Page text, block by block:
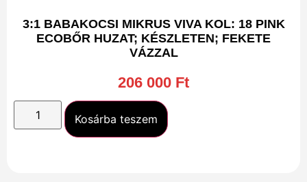
3:1 BABAKOCSI MIKRUS VIVA KOL: 18 PINK
ECOBŐR HUZAT; KÉSZLETEN; FEKETE
VÁZZAL
206 000 Ft
Kosárba teszem